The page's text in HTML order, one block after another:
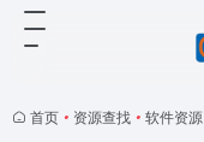
首页 • 资源查找 • 软件资源